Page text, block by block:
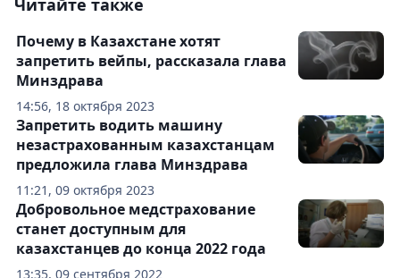
Читайте также
14:56, 18 октября 2023
Почему в Казахстане хотят
запретить вейпы, рассказала глава
Минздрава
11:21, 09 октября 2023
Запретить водить машину
незастрахованным казахстанцам
предложила глава Минздрава
13:35, 09 сентября 2022
Добровольное медстрахование
станет доступным для
казахстанцев до конца 2022 года